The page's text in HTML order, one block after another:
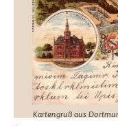
Kartengruß aus